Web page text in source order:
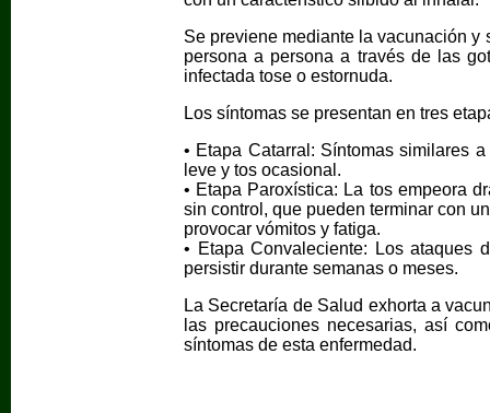
Se previene mediante la vacunación y
persona a persona a través de las
infectada tose o estornuda.
Los síntomas se presentan en tres
• Etapa Catarral: Síntomas similares
leve y tos ocasional.
• Etapa Paroxística: La tos empeora
sin control, que pueden terminar con
provocar vómitos y fatiga.
• Etapa Convaleciente: Los ataques
persistir durante semanas o meses.
La Secretaría de Salud exhorta a
las precauciones necesarias, así
síntomas de esta enfermedad.